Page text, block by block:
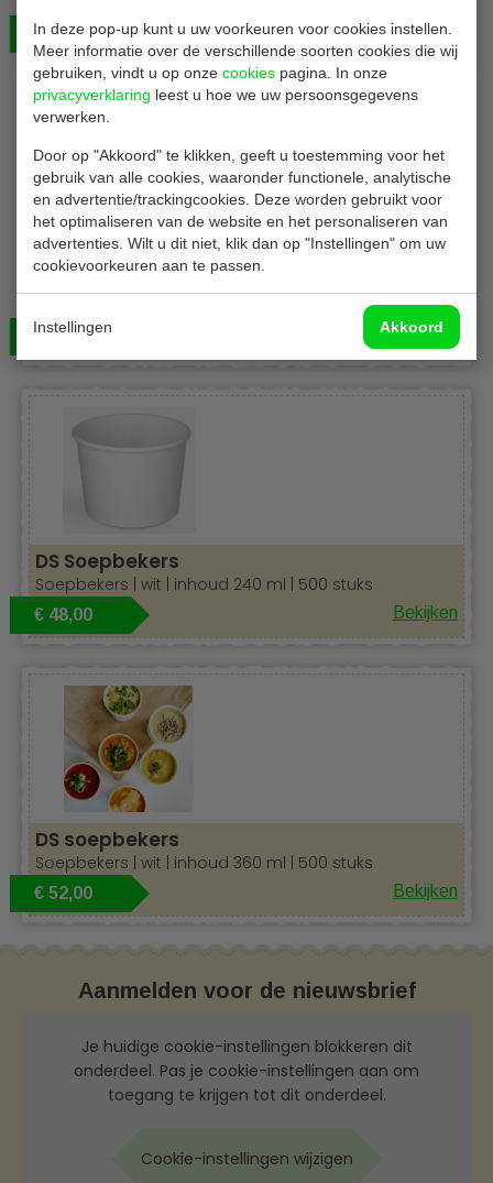
In deze pop-up kunt u uw voorkeuren voor cookies instellen.
Meer informatie over de verschillende soorten cookies die wij
gebruiken, vindt u op onze cookies pagina. In onze
privacyverklaring leest u hoe we uw persoonsgegevens
verwerken.
Door op "Akkoord" te klikken, geeft u toestemming voor het
gebruik van alle cookies, waaronder functionele, analytische
en advertentie/trackingcookies. Deze worden gebruikt voor
het optimaliseren van de website en het personaliseren van
advertenties. Wilt u dit niet, klik dan op "Instellingen" om uw
cookievoorkeuren aan te passen.
Instellingen Akkoord
€ 141,00 Bekijken
DS aluminium bakjes
€ 168,00 Bekijken
DS Soepbekers
Soepbekers | wit | inhoud 240 ml | 500 stuks
€ 48,00 Bekijken
DS soepbekers
Soepbekers | wit | inhoud 360 ml | 500 stuks
€ 52,00 Bekijken
Aanmelden voor de nieuwsbrief
Je huidige cookie-instellingen blokkeren dit
onderdeel. Pas je cookie-instellingen aan om
toegang te krijgen tot dit onderdeel.
Cookie-instellingen wijzigen